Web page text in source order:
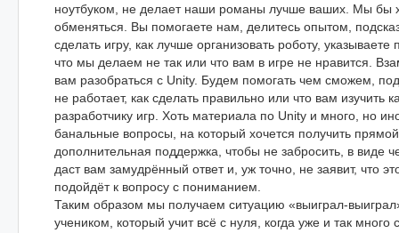
ноутбуком, не делает наши романы лучше ваших. Мы бы
обменяться. Вы помогаете нам, делитесь опытом,
сделать игру, как лучше организовать роботу,
что мы делаем не так или что вам в игре не нравится.
вам разобраться с Unity. Будем помогать чем сможем,
не работает, как сделать правильно или что вам изучить
разработчику игр. Хоть материала по Unity и много, но
банальные вопросы, на который хочется получить
дополнительная поддержка, чтобы не забросить, в виде
даст вам замудрённый ответ и, уж точно, не заявит, что
подойдёт к вопросу с пониманием.
Таким образом мы получаем ситуацию «выиграл-
учеником, который учит всё с нуля, когда уже и так много